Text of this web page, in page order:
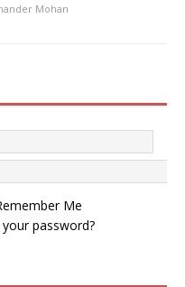
Mohan
Me
password?